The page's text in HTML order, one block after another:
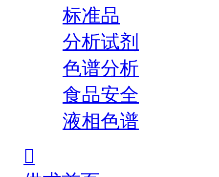
标准品
分析试剂
色谱分析
食品安全
液相色谱
